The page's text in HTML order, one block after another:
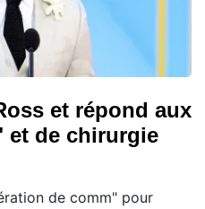
et répond aux
et de chirurgie
de comm" pour